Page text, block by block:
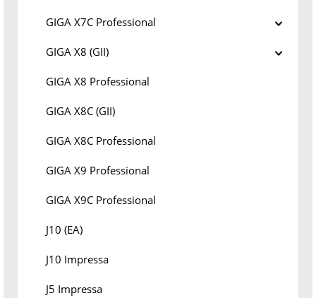
GIGA X7C Professional
GIGA X8 (GII)
GIGA X8 Professional
GIGA X8C (GII)
GIGA X8C Professional
GIGA X9 Professional
GIGA X9C Professional
J10 (EA)
J10 Impressa
J5 Impressa